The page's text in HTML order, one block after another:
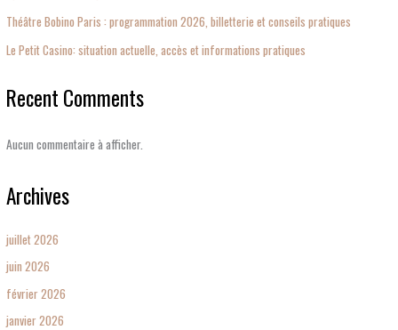
Théâtre Bobino Paris : programmation 2026, billetterie et conseils pratiques
Le Petit Casino: situation actuelle, accès et informations pratiques
Recent Comments
Aucun commentaire à afficher.
Archives
juillet 2026
juin 2026
février 2026
janvier 2026